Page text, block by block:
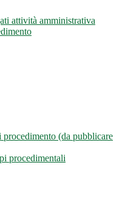
attività amministrativa
(da pubblicare
procedimentali